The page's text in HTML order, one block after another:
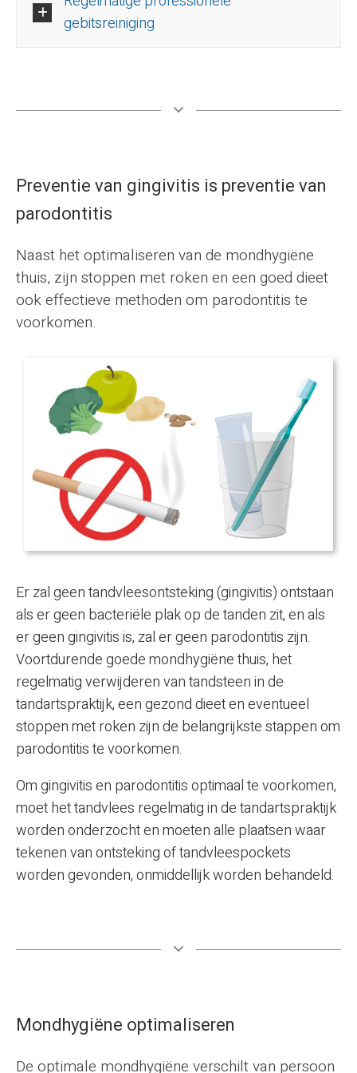
stadium worden ontdekt tijdens regelmatige
tandheelkundige controles.
gebitsreiniging
een van de belangrijkste manieren om parodontitis te
Meer ...
Preventie van gingivitis is preventie van
parodontitis
Naast het optimaliseren van de mondhygiëne
thuis, zijn stoppen met roken en een goed dieet
ook effectieve methoden om parodontitis te
voorkomen.
Er zal geen tandvleesontsteking (gingivitis) ontstaan
als er geen bacteriële plak op de tanden zit, en als
er geen gingivitis is, zal er geen parodontitis zijn.
Voortdurende goede mondhygiëne thuis, het
regelmatig verwijderen van tandsteen in de
tandartspraktijk, een gezond dieet en eventueel
stoppen met roken zijn de belangrijkste stappen om
parodontitis te voorkomen.
Om gingivitis en parodontitis optimaal te voorkomen,
moet het tandvlees regelmatig in de tandartspraktijk
worden onderzocht en moeten alle plaatsen waar
tekenen van ontsteking of tandvleespockets
worden gevonden, onmiddellijk worden behandeld.
Mondhygiëne optimaliseren
De optimale mondhygiëne verschilt van persoon